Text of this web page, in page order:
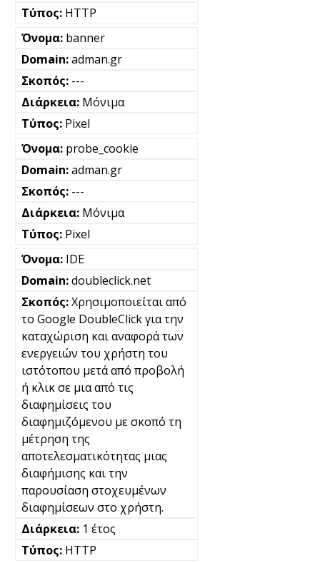
HTTP
banner
adman.gr
---
Μόνιμα
Pixel
probe_cookie
adman.gr
---
Μόνιμα
Pixel
IDE
doubleclick.net
Χρησιμοποιείται από
το Google DoubleClick για την
καταχώριση και αναφορά των
ενεργειών του χρήστη του
ιστότοπου μετά από προβολή
ή κλικ σε μια από τις
διαφημίσεις του
διαφημιζόμενου με σκοπό τη
μέτρηση της
αποτελεσματικότητας μιας
διαφήμισης και την
παρουσίαση στοχευμένων
διαφημίσεων στο χρήστη.
1 έτος
HTTP